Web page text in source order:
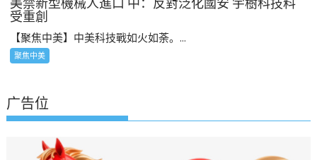
美禁新型機械人進口 中：反對泛化國安 宇樹科技料
受重創
【聚焦中美】中美科技戰如火如荼。...
聚焦中美
广告位